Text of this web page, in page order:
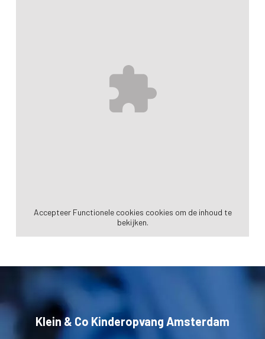
Accepteer Functionele cookies cookies om de inhoud te
bekijken.
Klein & Co Kinderopvang Amsterdam